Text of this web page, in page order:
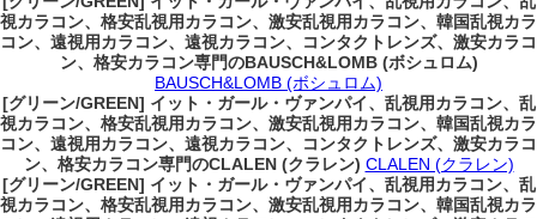
視カラコン、格安乱視用カラコン、激安乱視用カラコン、韓国乱視カラ
コン、遠視用カラコン、遠視カラコン、コンタクトレンズ、激安カラコ
ン、格安カラコン専門のBAUSCH&LOMB (ボシュロム)
BAUSCH&LOMB (ボシュロム)
[グリーン/GREEN] イット・ガール・ヴァンパイ、乱視用カラコン、乱
視カラコン、格安乱視用カラコン、激安乱視用カラコン、韓国乱視カラ
コン、遠視用カラコン、遠視カラコン、コンタクトレンズ、激安カラコ
ン、格安カラコン専門のCLALEN (クラレン) CLALEN (クラレン)
[グリーン/GREEN] イット・ガール・ヴァンパイ、乱視用カラコン、乱
視カラコン、格安乱視用カラコン、激安乱視用カラコン、韓国乱視カラ